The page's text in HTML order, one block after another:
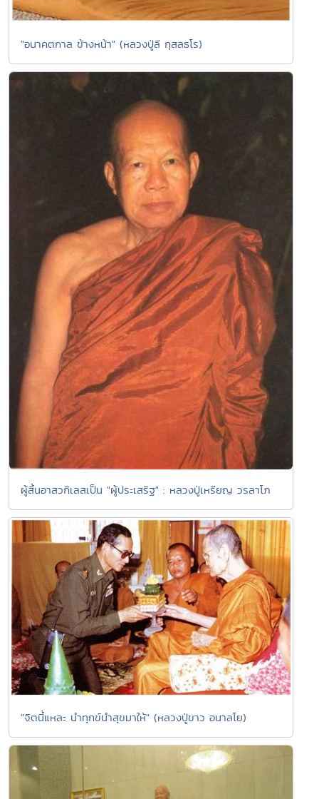
"อนาคตกาล ข้างหน้า" (หลวงปู่ลี กุสลธโร)
ผู้สิ้นอาสวกิเลสเป็น "ผู้ประเสริฐ" : หลวงปู่เหรียญ วรลาโภ
"จิตนี้แหละ นำทุกข์นำสุขมาให้" (หลวงปู่ขาว อนาลโย)